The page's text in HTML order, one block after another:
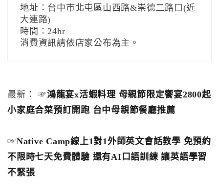
地址：台中市北屯區山西路&崇德二路口(近
大連路)
時間：24hr
消費資訊請依店家公布為主。
最新： ☞鴻龍宴x活蝦料理 母親節限定饗宴2800起
小家庭合菜預訂開跑 台中母親節餐廳推薦
☞Native Camp線上1對1外師英文會話教學 免預約
不限時七天免費體驗 還有AI口語訓練 讓英語學習
不緊張